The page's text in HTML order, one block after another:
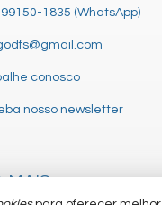
99150-1835 (WhatsApp)
conosco
nosso newsletter
MAIS